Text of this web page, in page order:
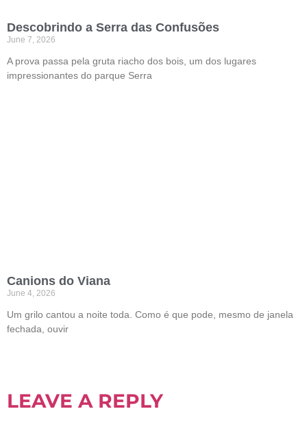
Descobrindo a Serra das Confusões
June 7, 2026
A prova passa pela gruta riacho dos bois, um dos lugares
impressionantes do parque Serra
Canions do Viana
June 4, 2026
Um grilo cantou a noite toda. Como é que pode, mesmo de janela
fechada, ouvir
LEAVE A REPLY